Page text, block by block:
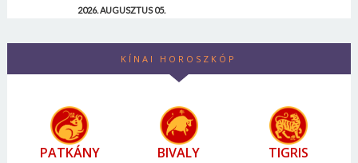
2026. AUGUSZTUS 05.
KÍNAI HOROSZKÓP
PATKÁNY BIVALY TIGRIS